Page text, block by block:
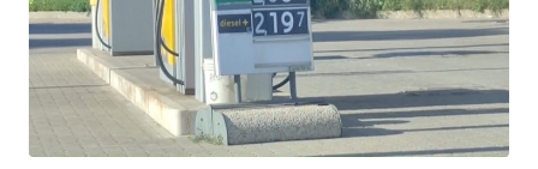
Il Consiglio dei ministri approva nuovo taglio
delle accise sul gasolio: resta di 17 centesimi
al litro fino al 25 agosto